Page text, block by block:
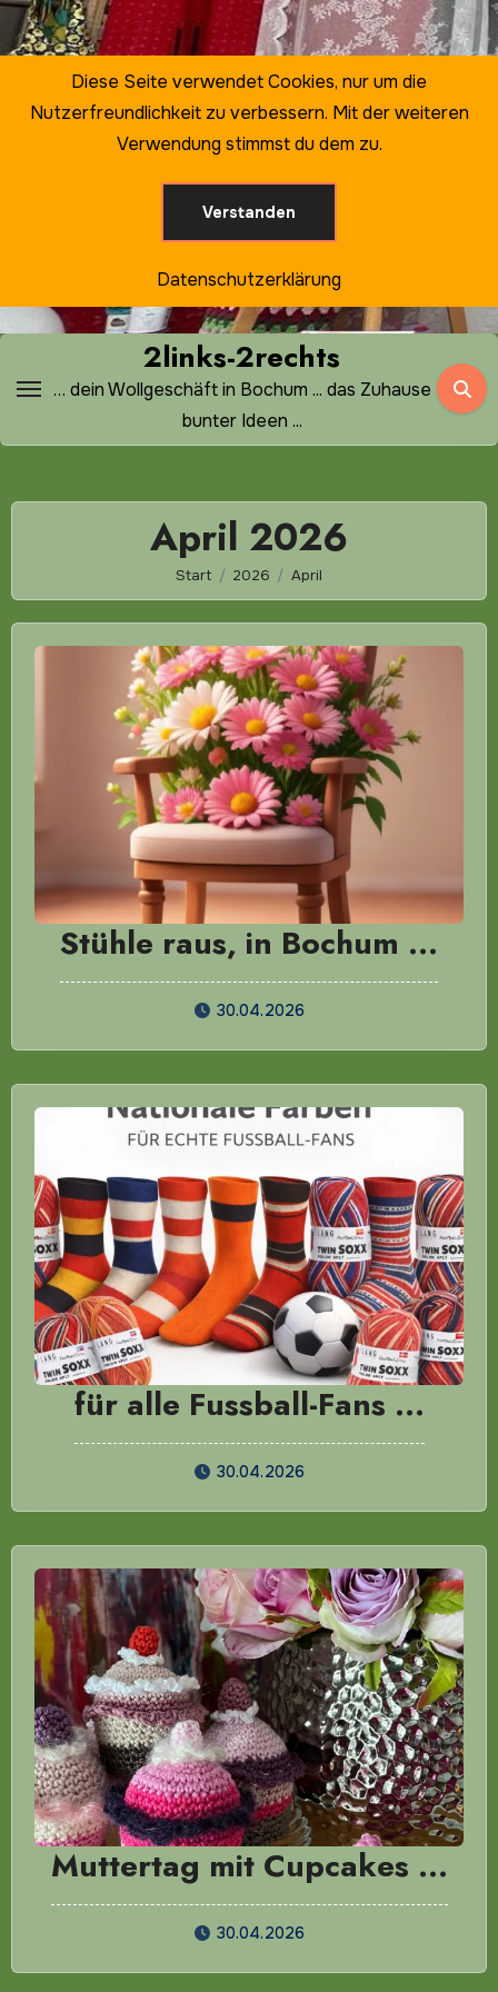
Zum
Inhalt
2links-2rechts
… dein Wollgeschäft in Bochum ... das Zuhause
bunter Ideen ...
April 2026
Start 2026 April
Stühle raus, in Bochum …
30.04.2026
für alle Fussball-Fans …
30.04.2026
Muttertag mit Cupcakes …
30.04.2026
Diese Seite verwendet Cookies, nur um die
Nutzerfreundlichkeit zu verbessern. Mit der weiteren
Verwendung stimmst du dem zu.
Verstanden
Datenschutzerklärung